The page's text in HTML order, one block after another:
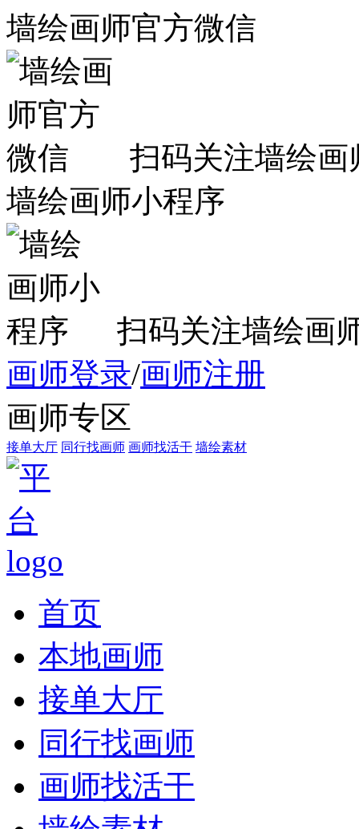
墙绘画师官方微信
扫码关注墙绘画
墙绘画师小程序
扫码关注墙绘画
画师登录/画师注册
画师专区
接单大厅 同行找画师 画师找活干 墙绘素材
首页
本地画师
接单大厅
同行找画师
画师找活干